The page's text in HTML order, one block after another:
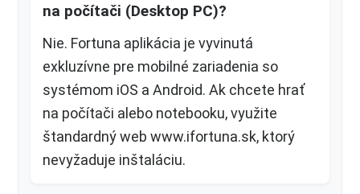
na počítači (Desktop PC)?
Nie. Fortuna aplikácia je vyvinutá
exkluzívne pre mobilné zariadenia so
systémom iOS a Android. Ak chcete hrať
na počítači alebo notebooku, využite
štandardný web www.ifortuna.sk, ktorý
nevyžaduje inštaláciu.